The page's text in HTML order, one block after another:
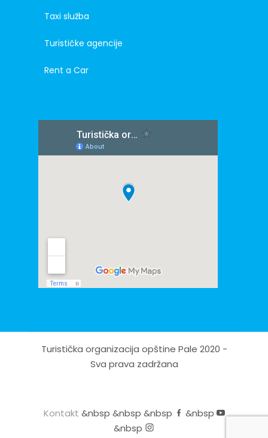
Taxi služba
Turističke agencije
Rent a Car
Turistička organizacija opštine Pale 2020 -
Sva prava zadržana
Kontakt &nbsp &nbsp &nbsp
&nbsp
&nbsp